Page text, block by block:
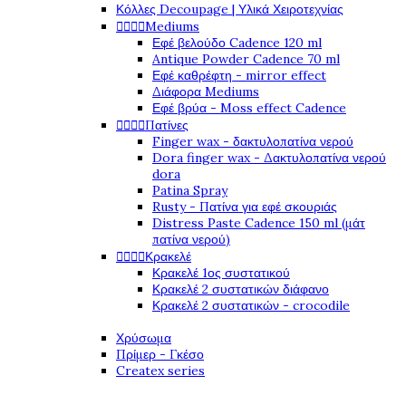
Κόλλες Decoupage | Υλικά Χειροτεχνίας
Mediums
Εφέ βελούδο Cadence 120 ml
Antique Powder Cadence 70 ml
Εφέ καθρέφτη - mirror effect
Διάφορα Mediums
Εφέ βρύα - Moss effect Cadence
Πατίνες
Finger wax - δακτυλοπατίνα νερού
Dora finger wax - Δακτυλοπατίνα νερού
dora
Patina Spray
Rusty - Πατίνα για εφέ σκουριάς
Distress Paste Cadence 150 ml (μάτ
πατίνα νερού)
Κρακελέ
Κρακελέ 1ος συστατικού
Κρακελέ 2 συστατικών διάφανο
Κρακελέ 2 συστατικών - crocodile
Χρύσωμα
Πρίμερ - Γκέσο
Createx series